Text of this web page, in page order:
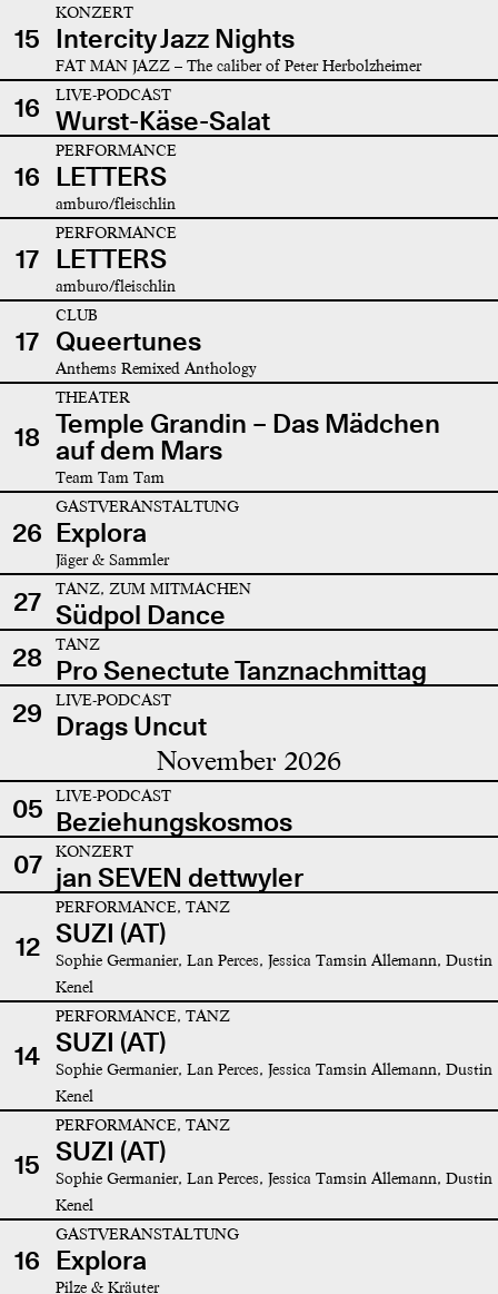
15
KONZERT
Intercity Jazz Nights
FAT MAN JAZZ – The caliber of Peter Herbolzheimer
16 LIVE-PODCAST
Wurst-Käse-Salat
16
PERFORMANCE
LETTERS
amburo/fleischlin
17
PERFORMANCE
LETTERS
amburo/fleischlin
17
CLUB
Queertunes
Anthems Remixed Anthology
18
THEATER
Temple Grandin – Das Mädchen
auf dem Mars
Team Tam Tam
26
GASTVERANSTALTUNG
Explora
Jäger & Sammler
27 TANZ, ZUM MITMACHEN
Südpol Dance
28
TANZ
Pro Senectute Tanznachmittag
29
LIVE-PODCAST
Drags Uncut
November 2026
05 LIVE-PODCAST
Beziehungskosmos
07
KONZERT
jan SEVEN dettwyler
12
PERFORMANCE, TANZ
SUZI (AT)
Sophie Germanier, Lan Perces, Jessica Tamsin Allemann, Dustin
Kenel
14
PERFORMANCE, TANZ
SUZI (AT)
Sophie Germanier, Lan Perces, Jessica Tamsin Allemann, Dustin
Kenel
15
PERFORMANCE, TANZ
SUZI (AT)
Sophie Germanier, Lan Perces, Jessica Tamsin Allemann, Dustin
Kenel
16
GASTVERANSTALTUNG
Explora
Pilze & Kräuter